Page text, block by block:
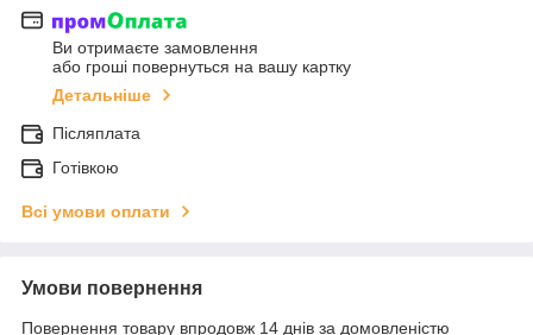
Ви отримаєте замовлення
або гроші повернуться на вашу картку
Детальніше
Післяплата
Готівкою
Всі умови оплати
Умови повернення
Повернення товару впродовж 14 днів за домовленістю